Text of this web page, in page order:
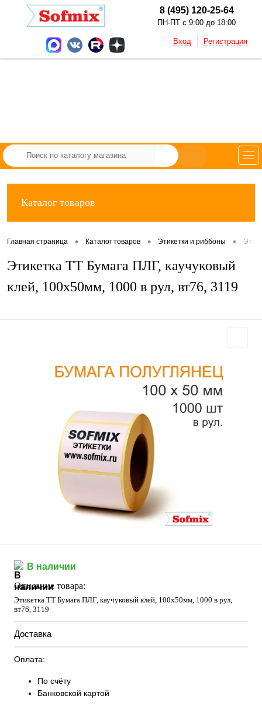
8 (495) 120-25-64
ПН-ПТ с 9:00 до 18:00
Вход Регистрация
Каталог товаров
Главная страница • Каталог товаров • Этикетки и риббоны •
Этикетка ТТ Бумага ПЛГ, каучуковый
клей, 100х50мм, 1000 в рул, вт76, 3119
В наличии
Описание товара:
Этикетка ТТ Бумага ПЛГ, каучуковый клей, 100х50мм, 1000 в рул,
вт76, 3119
Доставка
Оплата:
По счёту
Банковской картой